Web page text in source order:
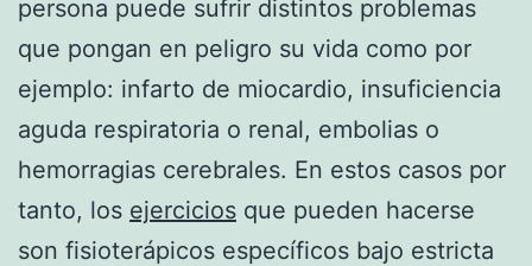
persona puede sufrir distintos problemas
que pongan en peligro su vida como por
ejemplo: infarto de miocardio, insuficiencia
aguda respiratoria o renal, embolias o
hemorragias cerebrales. En estos casos por
tanto, los ejercicios que pueden hacerse
son fisioterápicos específicos bajo estricta